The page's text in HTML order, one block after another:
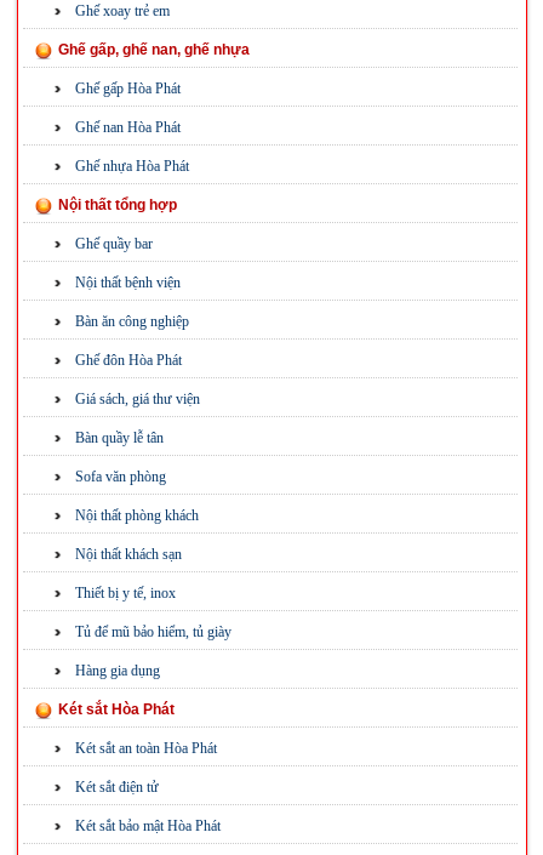
Ghế xoay trẻ em
Ghế gấp, ghế nan, ghế nhựa
Ghế gấp Hòa Phát
Ghế nan Hòa Phát
Ghế nhựa Hòa Phát
Nội thất tổng hợp
Ghế quầy bar
Nội thất bệnh viện
Bàn ăn công nghiệp
Ghế đôn Hòa Phát
Giá sách, giá thư viện
Bàn quầy lễ tân
Sofa văn phòng
Nội thất phòng khách
Nội thất khách sạn
Thiết bị y tế, inox
Tủ để mũ bảo hiểm, tủ giày
Hàng gia dụng
Két sắt Hòa Phát
Két sắt an toàn Hòa Phát
Két sắt điện tử
Két sắt bảo mật Hòa Phát